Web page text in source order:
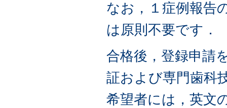
なお，１症例報告
は原則不要です．
合格後，登録申請
証および専門歯科
希望者には，英文